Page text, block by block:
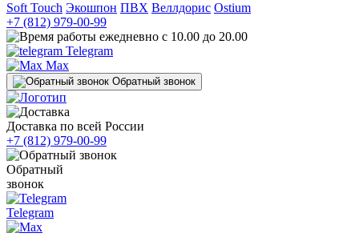
Soft Touch Экошпон ПВХ Веллдорис Ostium
+7 (812) 979-00-99
ежедневно с 10.00 до 20.00
Telegram
Max
Обратный звонок
Доставка по всей России
+7 (812) 979-00-99
Обратный
звонок
Telegram